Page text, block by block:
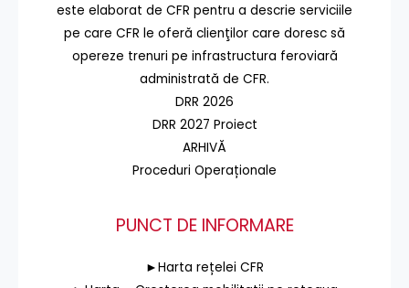
este elaborat de CFR pentru a descrie serviciile
pe care CFR le oferă clienţilor care doresc să
opereze trenuri pe infrastructura feroviară
administrată de CFR.
DRR 2026
DRR 2027 Proiect
ARHIVĂ
Proceduri Operaționale
PUNCT DE INFORMARE
►Harta rețelei CFR